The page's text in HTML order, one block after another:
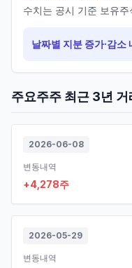
수치는 공시 기준 보유
날짜별 지분 증가·감소
주요주주 최근 3년 거
2026-06-08
변동내역
+4,278주
2026-05-29
변동내역